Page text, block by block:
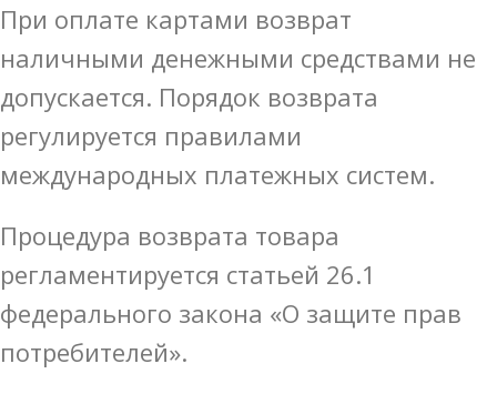
При оплате картами возврат
наличными денежными средствами не
допускается. Порядок возврата
регулируется правилами
международных платежных систем.
Процедура возврата товара
регламентируется статьей 26.1
федерального закона «О защите прав
потребителей».